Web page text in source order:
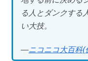
る人とダンクする
い大技。
―ニコニコ大百科(